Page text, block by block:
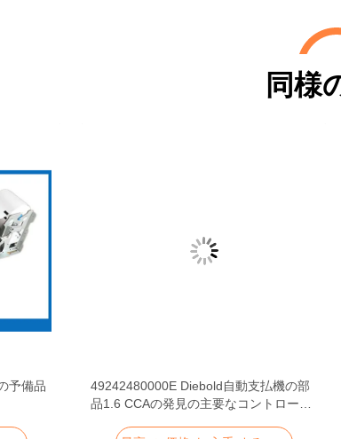
同様
予備品
49242480000E Diebold自動支払機の部
品1.6 CCAの発見の主要なコントローラ